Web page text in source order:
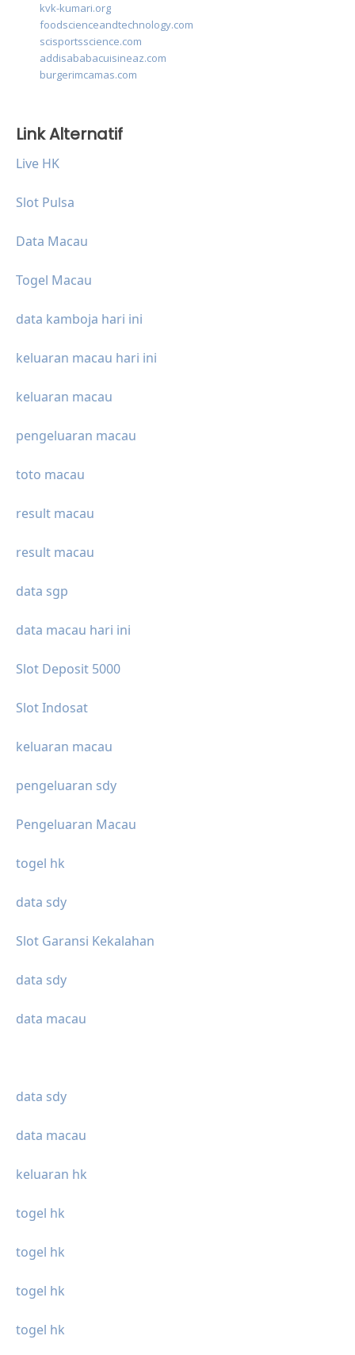
kvk-kumari.org
foodscienceandtechnology.com
scisportsscience.com
addisababacuisineaz.com
burgerimcamas.com
Link Alternatif
Live HK
Slot Pulsa
Data Macau
Togel Macau
data kamboja hari ini
keluaran macau hari ini
keluaran macau
pengeluaran macau
toto macau
result macau
result macau
data sgp
data macau hari ini
Slot Deposit 5000
Slot Indosat
keluaran macau
pengeluaran sdy
Pengeluaran Macau
togel hk
data sdy
Slot Garansi Kekalahan
data sdy
data macau
data sdy
data macau
keluaran hk
togel hk
togel hk
togel hk
togel hk